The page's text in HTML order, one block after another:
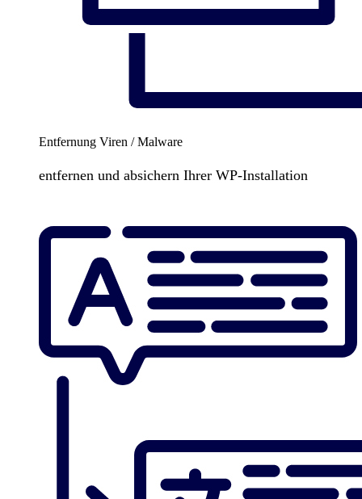
Entfernung Viren / Malware
entfernen und absichern Ihrer WP-Installation